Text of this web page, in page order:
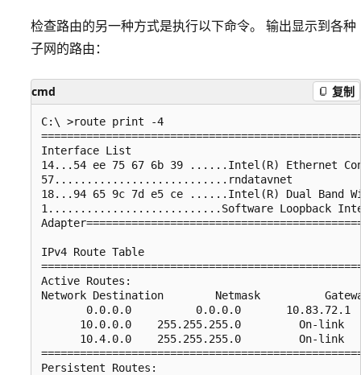
检查路由的另一种方式是执行以下命令。 输出显示到各种
子网的路由：
cmd 复制
C:\ >route print -4
Interface List
14...54 ee 75 67 6b 39 ......Intel(R) Ethernet
57...........................rndatavnet
18...94 65 9c 7d e5 ce ......Intel(R) Dual Band
1...........................Software Loopback
IPv4 Route Table
Active Routes:
Network Destination        Netmask
0.0.0.0          0.0.0.0       10.83.72.1
10.0.0.0    255.255.255.0         On-link
10.4.0.0    255.255.255.0         On-link
Persistent Routes: